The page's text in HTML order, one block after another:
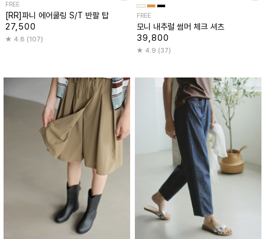
FREE
[RR]파니 에어쿨링 S/T 반팔 탑
27,500
4.8 (107)
FREE
모니 내추럴 썸머 체크 셔츠
39,800
4.9 (37)